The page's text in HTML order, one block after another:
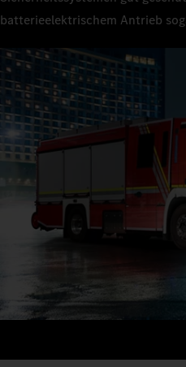
batterieelektrischem Antrieb